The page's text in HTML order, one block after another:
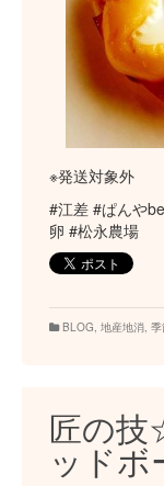
※発送対象外
#江差 #ぱんや
卵 #松永農場
BLOG 地産地消 季
匠の技
ッドボ